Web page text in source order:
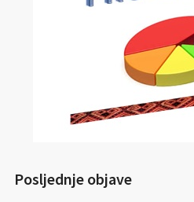
Posljednje objave